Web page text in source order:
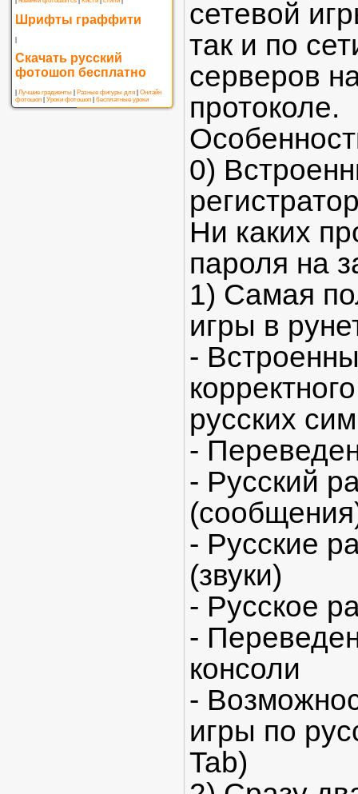
Шрифты граффити
|
Скачать русский
фотошоп бесплатно
Лучшие градиенты Разные фигуры для
Онлайн
фотошоп
Уроки фотошоп бесплатные уроки
сетевой
так и по
серверов
протоколе.
0)
Ни каких
пароля на
1) Самая
игры в
-
русских
-
- Русский
- Русские
(звуки)
- Русское
-
консоли
-
игры по
Tab)